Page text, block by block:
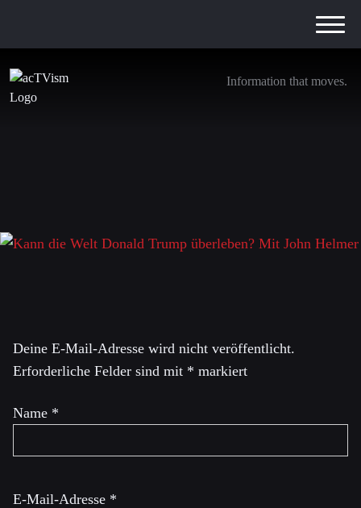
Information that moves.
Kann die Welt Donald Trump überleben? Mit
Deine E-Mail-Adresse wird nicht veröffentlicht.
Erforderliche Felder sind mit * markiert
Name *
E-Mail-Adresse *